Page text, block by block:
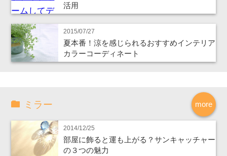
活用
2015/07/27
夏本番！涼を感じられるおすすめインテリア
カラーコーディネート
more
ミラー
2014/12/25
部屋に飾ると運も上がる？サンキャッチャー
の３つの魅力